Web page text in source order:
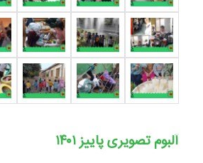
آلبوم تصویری پاییز ۱۴۰۱